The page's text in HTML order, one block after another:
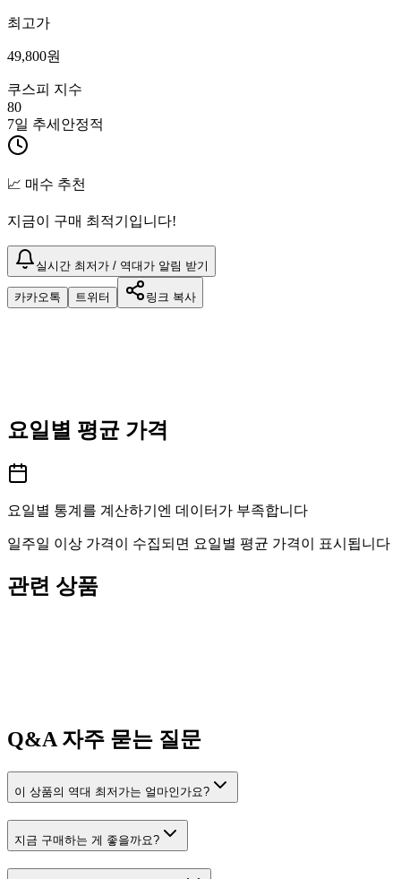
최고가
49,800원
쿠스피 지수
80
7일 추세 안정적
📈 매수 추천
지금이 구매 최적기입니다!
실시간 최저가 / 역대가 알림 받기
카카오톡 트위터 링크 복사
요일별 평균 가격
요일별 통계를 계산하기엔 데이터가 부족합니다
일주일 이상 가격이 수집되면 요일별 평균 가격이 표시됩니다
관련 상품
Q&A자주 묻는 질문
이 상품의 역대 최저가는 얼마인가요?
지금 구매하는 게 좋을까요?